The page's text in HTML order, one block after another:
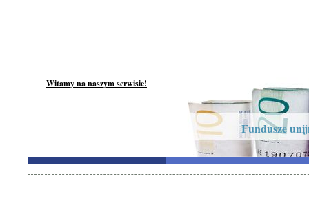
Witamy na naszym serwisie!
Fundusze